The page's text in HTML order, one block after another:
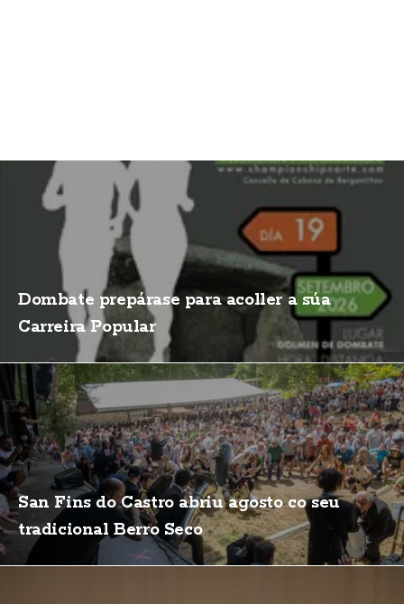
Dombate prepárase para acoller a súa
Carreira Popular
San Fins do Castro abriu agosto co seu
tradicional Berro Seco